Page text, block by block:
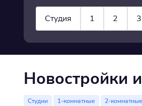
Студия 1 2 3
Новостройки
Студии 1-комнатные 2-комнатные